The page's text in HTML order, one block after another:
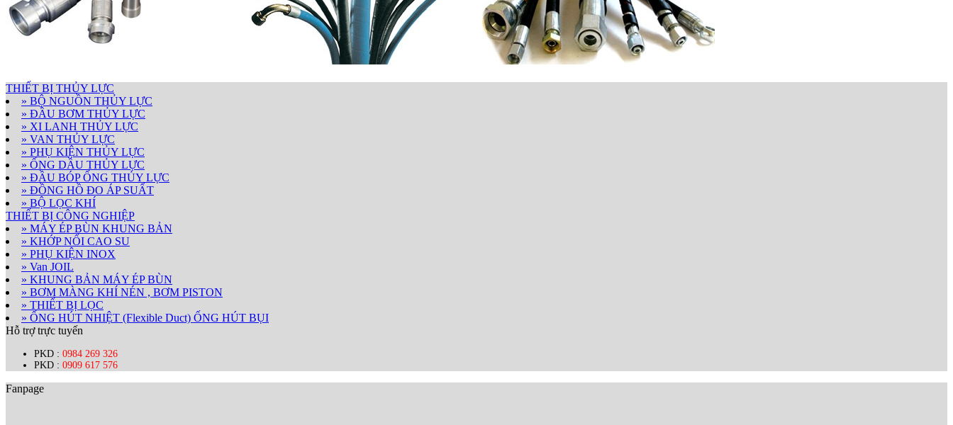
THIẾT BỊ THỦY LỰC
» BỘ NGUỒN THỦY LỰC
» ĐẦU BƠM THỦY LỰC
» XI LANH THỦY LỰC
» VAN THỦY LỰC
» PHỤ KIỆN THỦY LỰC
» ỐNG DẦU THỦY LỰC
» ĐẦU BÓP ỐNG THỦY LỰC
» ĐỒNG HỒ ĐO ÁP SUẤT
» BỘ LỌC KHÍ
THIẾT BỊ CÔNG NGHIỆP
» MÁY ÉP BÙN KHUNG BẢN
» KHỚP NỐI CAO SU
» PHỤ KIỆN INOX
» Van JOIL
» KHUNG BẢN MÁY ÉP BÙN
» BƠM MÀNG KHÍ NÉN , BƠM PISTON
» THIẾT BỊ LỌC
» ỐNG HÚT NHIỆT (Flexible Duct) ỐNG HÚT BỤI
Hỗ trợ trực tuyến
PKD : 0984 269 326
PKD : 0909 617 576
Fanpage